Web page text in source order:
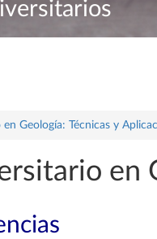
Geología: Técnicas y
en